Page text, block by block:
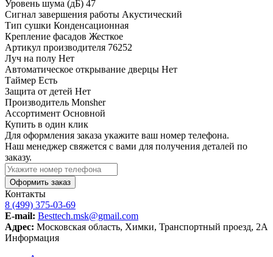
Уровень шума (дБ) 47
Сигнал завершения работы Акустический
Тип сушки Конденсационная
Крепление фасадов Жесткое
Артикул производителя 76252
Луч на полу Нет
Автоматическое открывание дверцы Нет
Таймер Есть
Защита от детей Нет
Производитель Monsher
Ассортимент Основной
Купить в один клик
Для оформления заказа укажите ваш номер телефона.
Наш менеджер свяжется с вами для получения деталей по
заказу.
Оформить заказ
Контакты
8 (499) 375-03-69
E-mail: Besttech.msk@gmail.com
Адрес: Московская область, Химки, Транспортный проезд, 2А
Информация